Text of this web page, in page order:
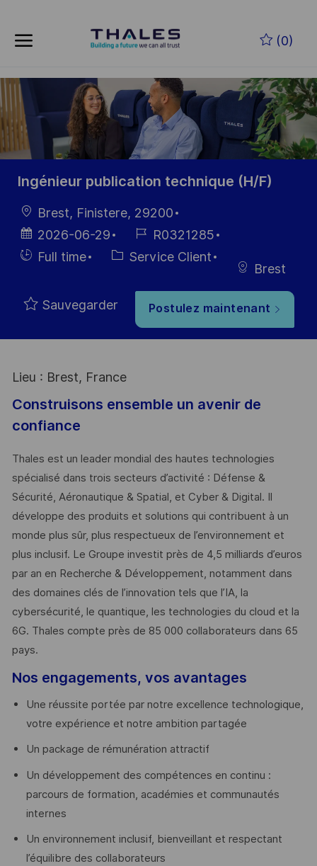
(0)
-
Ingénieur publication technique (H/F)
localisation
Brest, Finistere, 29200
Date
d’affichage
2026-06-29
Référence
du poste
R0321285
HiringFull time Catégorie
Service Client
Brest
Sauvegarder Postulez maintenant
Lieu : Brest, France
Construisons ensemble un avenir de
confiance
Thales est un leader mondial des hautes technologies
spécialisé dans trois secteurs d’activité : Défense &
Sécurité, Aéronautique & Spatial, et Cyber & Digital. Il
développe des produits et solutions qui contribuent à un
monde plus sûr, plus respectueux de l’environnement et
plus inclusif. Le Groupe investit près de 4,5 milliards d’euros
par an en Recherche & Développement, notamment dans
des domaines clés de l’innovation tels que l’IA, la
cybersécurité, le quantique, les technologies du cloud et la
6G. Thales compte près de 85 000 collaborateurs dans 65
pays. ​
Nos engagements, vos avantages
Une réussite portée par notre excellence technologique,
votre expérience et notre ambition partagée
Un package de rémunération attractif
Un développement des compétences en continu :
parcours de formation, académies et communautés
internes
Un environnement inclusif, bienveillant et respectant
l’équilibre des collaborateurs